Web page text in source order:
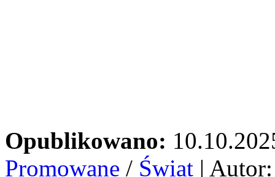
Opublikowano:
Promowane / Świat |